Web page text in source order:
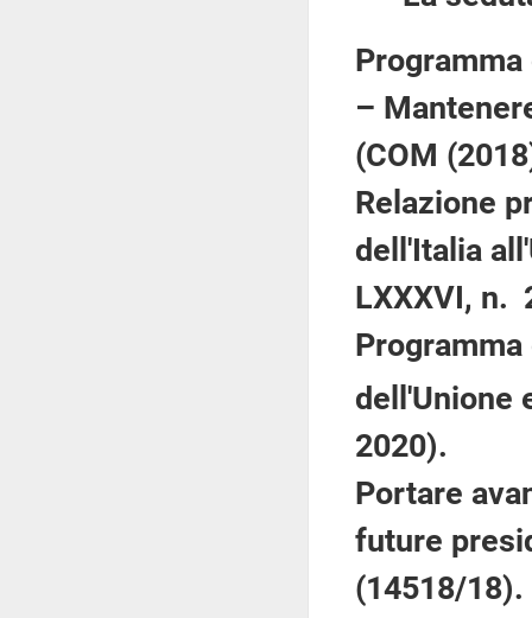
–
(COM
Relazione
dell'Italia
LXXXVI, n.
dell'Unione
2020).
Portare
future
(14518/18).